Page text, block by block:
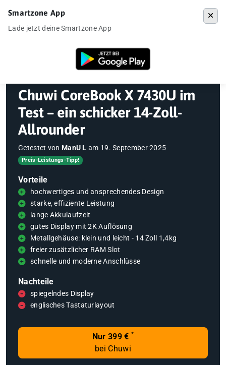
»Laptop»Chuwi CoreBook X 7430U im Test –
Chuwi CoreBook X 7430U im
Test – ein schicker 14-Zoll-
Allrounder
Getestet von ManU L am 19. September 2025
Preis-Leistungs-Tipp!
Vorteile
hochwertiges und ansprechendes Design
starke, effiziente Leistung
lange Akkulaufzeit
gutes Display mit 2K Auflösung
Metallgehäuse: klein und leicht - 14 Zoll 1,4kg
freier zusätzlicher RAM Slot
schnelle und moderne Anschlüsse
Nachteile
spiegelndes Display
englisches Tastaturlayout
Nur 399 € *
bei Chuwi
Smartzone App
Lade jetzt deine Smartzone App